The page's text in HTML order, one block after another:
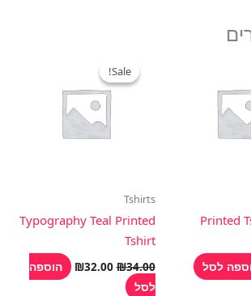
Printed
לסל
Sale!
Sale!
Tshirts
Typography Teal Printed
Tshirt
₪34.00
היה:
₪34.00.
₪32.00
₪32.00.
הוספה
לסל